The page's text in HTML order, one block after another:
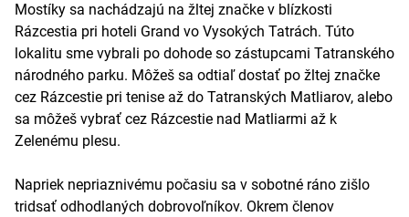
Mostíky sa nachádzajú na žltej značke v blízkosti
Rázcestia pri hoteli Grand vo Vysokých Tatrách. Túto
lokalitu sme vybrali po dohode so zástupcami Tatranského
národného parku. Môžeš sa odtiaľ dostať po žltej značke
cez Rázcestie pri tenise až do Tatranských Matliarov, alebo
sa môžeš vybrať cez Rázcestie nad Matliarmi až k
Zelenému plesu.
Napriek nepriaznivému počasiu sa v sobotné ráno zišlo
tridsať odhodlaných dobrovoľníkov. Okrem členov